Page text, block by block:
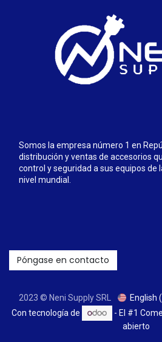
Somos la empresa número 1 en
distribución y ventas de accesorios
control y seguridad a sus equipos de
nivel mundial.
Póngase en contacto
2023 © Neni Supply SRL English
Con tecnología de
- El #1
abierto